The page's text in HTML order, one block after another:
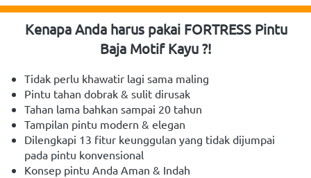
Kenapa Anda harus pakai FORTRESS Pintu
Baja Motif Kayu ?!
Tidak perlu khawatir lagi sama maling
Pintu tahan dobrak & sulit dirusak
Tahan lama bahkan sampai 20 tahun
Tampilan pintu modern & elegan
Dilengkapi 13 fitur keunggulan yang tidak dijumpai
pada pintu konvensional
Konsep pintu Anda Aman & Indah